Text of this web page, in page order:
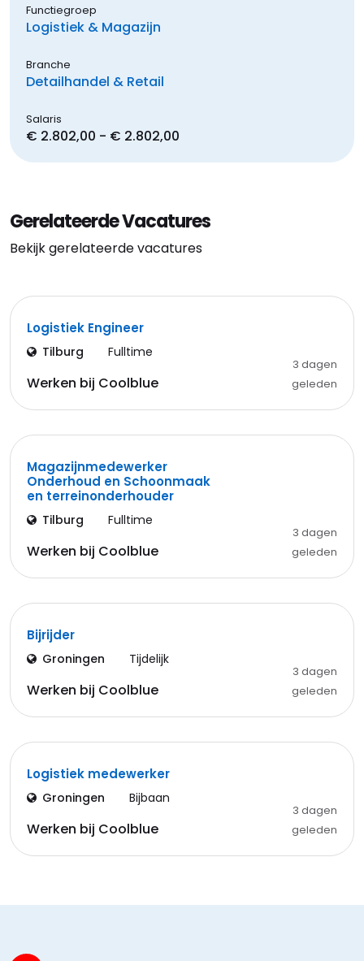
Functiegroep
Logistiek & Magazijn
Branche
Detailhandel & Retail
Salaris
€ 2.802,00 - € 2.802,00
Gerelateerde Vacatures
Bekijk gerelateerde vacatures
Logistiek Engineer
Tilburg Fulltime
Werken bij Coolblue
3 dagen
geleden
Magazijnmedewerker
Onderhoud en Schoonmaak
en terreinonderhouder
Tilburg Fulltime
Werken bij Coolblue
3 dagen
geleden
Bijrijder
Groningen Tijdelijk
Werken bij Coolblue
3 dagen
geleden
Logistiek medewerker
Groningen Bijbaan
Werken bij Coolblue
3 dagen
geleden